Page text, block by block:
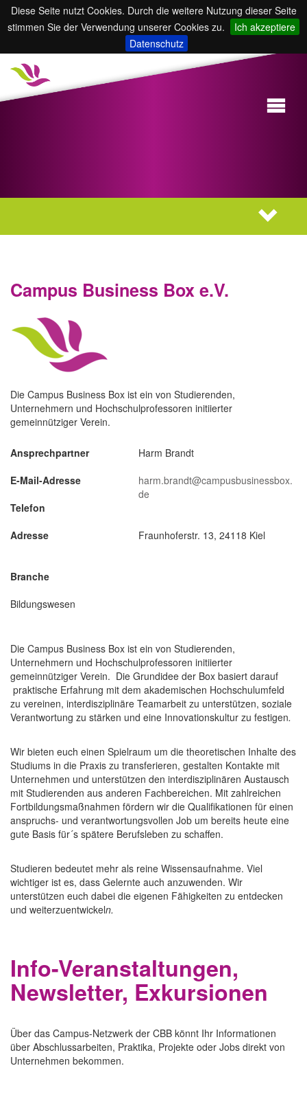
Diese Seite nutzt Cookies. Durch die weitere Nutzung dieser Seite
stimmen Sie der Verwendung unserer Cookies zu.
Ich akzeptiere
Datenschutz
Campus Business Box e.V.
Die Campus Business Box ist ein von Studierenden,
Unternehmern und Hochschulprofessoren initiierter
gemeinnütziger Verein.
Ansprechpartner
E-Mail-Adresse
Telefon
Adresse
Harm Brandt
harm.brandt@campusbusinessbox.
de
Fraunhoferstr. 13, 24118 Kiel
Branche
Bildungswesen
Die Campus Business Box ist ein von Studierenden,
Unternehmern und Hochschulprofessoren initiierter
gemeinnütziger Verein. Die Grundidee der Box basiert darauf
praktische Erfahrung mit dem akademischen Hochschulumfeld
zu vereinen, interdisziplinäre Teamarbeit zu unterstützen, soziale
Verantwortung zu stärken und eine Innovationskultur zu festigen.
Wir bieten euch einen Spielraum um die theoretischen Inhalte des
Studiums in die Praxis zu transferieren, gestalten Kontakte mit
Unternehmen und unterstützen den interdisziplinären Austausch
mit Studierenden aus anderen Fachbereichen. Mit zahlreichen
Fortbildungsmaßnahmen fördern wir die Qualifikationen für einen
anspruchs- und verantwortungsvollen Job um bereits heute eine
gute Basis für´s spätere Berufsleben zu schaffen.
Studieren bedeutet mehr als reine Wissensaufnahme. Viel
wichtiger ist es, dass Gelernte auch anzuwenden. Wir
unterstützen euch dabei die eigenen Fähigkeiten zu entdecken
und weiterzuentwickeln.
Info-Veranstaltungen,
Newsletter, Exkursionen
Über das Campus-Netzwerk der CBB könnt Ihr Informationen
über Abschlussarbeiten, Praktika, Projekte oder Jobs direkt von
Unternehmen bekommen.